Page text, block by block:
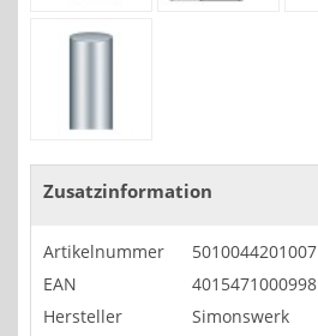
Zusatzinformation
Artikelnummer
5010044201007
EAN
4015471000998
Hersteller
Simonswerk